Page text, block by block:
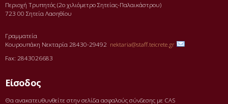
Περιοχή Τρυπητός (2o χιλιόμετρο Σητείας-Παλαικάστρου)
723 00 Σητεία Λασηθίου
Γραμματεία
Κουρουπάκη Νεκταρία 28430-29492 nektaria@staff.teicrete.gr
Fax: 2843026683
Είσοδος
Θα ανακατευθυνθείτε στην σελίδα ασφαλούς σύνδεσης με CAS